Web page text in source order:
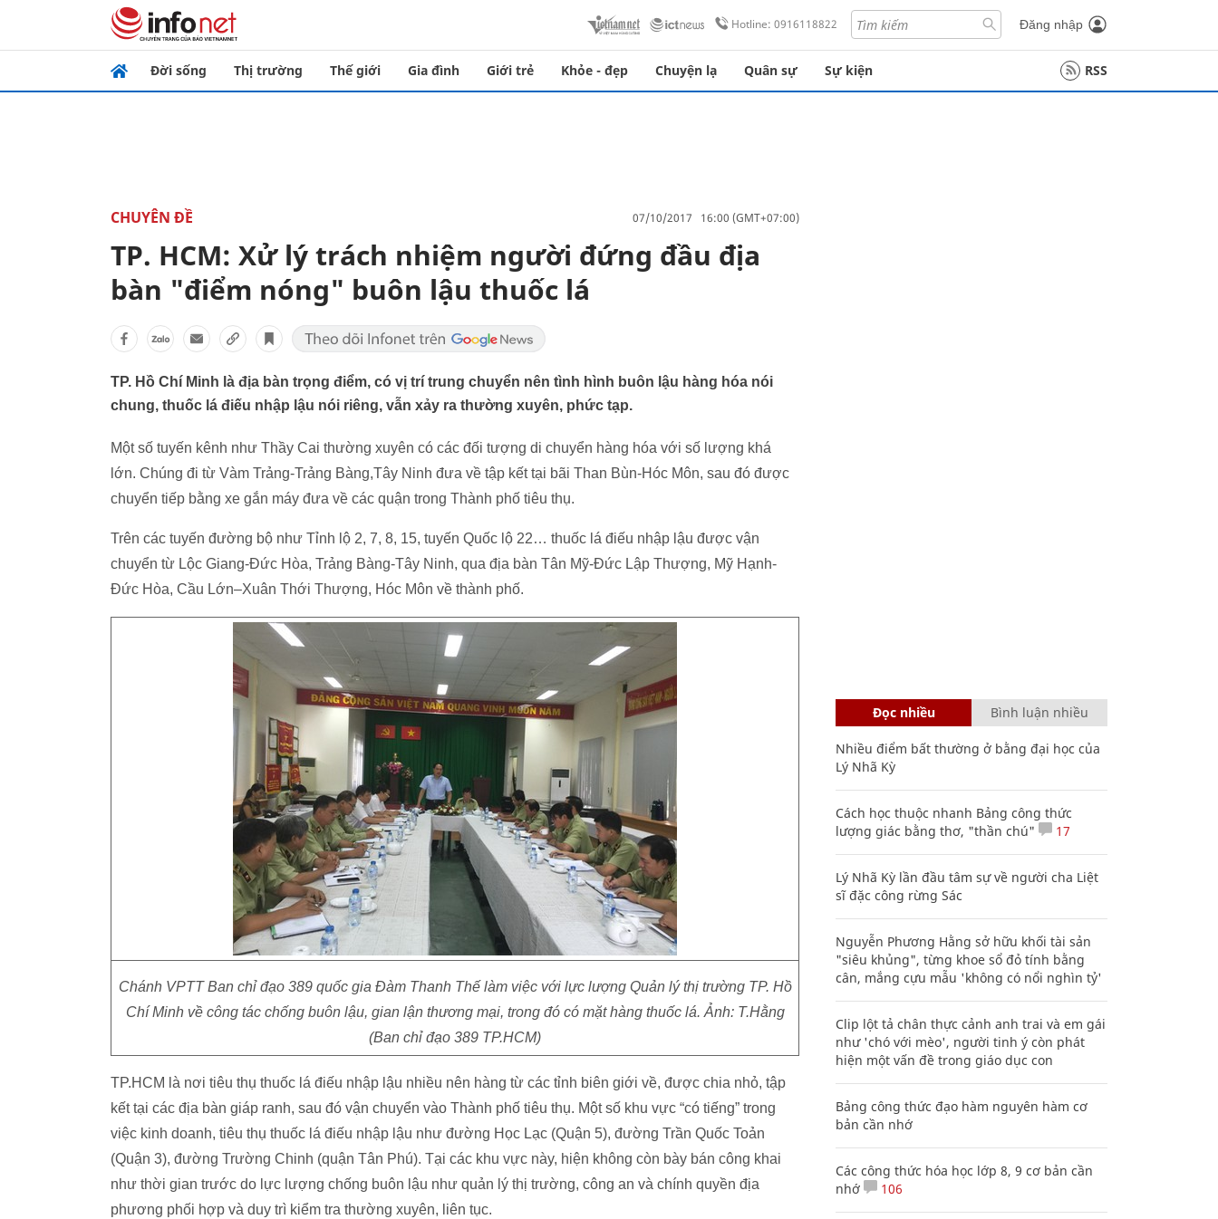
Hotline: 0916118822 Đăng nhập
Đời sống Thị trường Thế giới Gia đình Giới trẻ Khỏe - đẹp Chuyện lạ Quân sự Sự kiện RSS
CHUYÊN ĐỀ 07/10/2017 16:00 (GMT+07:00)
TP. HCM: Xử lý trách nhiệm người đứng đầu địa
bàn "điểm nóng" buôn lậu thuốc lá
​TP. Hồ Chí Minh là địa bàn trọng điểm, có vị trí trung chuyển nên tình hình buôn lậu hàng hóa nói
chung, thuốc lá điếu nhập lậu nói riêng, vẫn xảy ra thường xuyên, phức tạp.
Một số tuyến kênh như Thầy Cai thường xuyên có các đối tượng di chuyển hàng hóa với số lượng khá
lớn. Chúng đi từ Vàm Trảng-Trảng Bàng,Tây Ninh đưa về tập kết tại bãi Than Bùn-Hóc Môn, sau đó được
chuyển tiếp bằng xe gắn máy đưa về các quận trong Thành phố tiêu thụ.
Trên các tuyến đường bộ như Tỉnh lộ 2, 7, 8, 15, tuyến Quốc lộ 22… thuốc lá điếu nhập lậu được vận
chuyển từ Lộc Giang-Đức Hòa, Trảng Bàng-Tây Ninh, qua địa bàn Tân Mỹ-Đức Lập Thượng, Mỹ Hạnh-
Đức Hòa, Cầu Lớn–Xuân Thới Thượng, Hóc Môn về thành phố.
Chánh VPTT Ban chỉ đạo 389 quốc gia Đàm Thanh Thế làm việc với lực lượng Quản lý thị trường TP. Hồ
Chí Minh về công tác chống buôn lậu, gian lận thương mại, trong đó có mặt hàng thuốc lá. Ảnh: T.Hằng
(Ban chỉ đạo 389 TP.HCM)
TP.HCM là nơi tiêu thụ thuốc lá điếu nhập lậu nhiều nên hàng từ các tỉnh biên giới về, được chia nhỏ, tập
kết tại các địa bàn giáp ranh, sau đó vận chuyển vào Thành phố tiêu thụ. Một số khu vực “có tiếng” trong
việc kinh doanh, tiêu thụ thuốc lá điếu nhập lậu như đường Học Lạc (Quận 5), đường Trần Quốc Toản
(Quận 3), đường Trường Chinh (quận Tân Phú). Tại các khu vực này, hiện không còn bày bán công khai
như thời gian trước do lực lượng chống buôn lậu như quản lý thị trường, công an và chính quyền địa
phương phối hợp và duy trì kiểm tra thường xuyên, liên tục.
Đọc nhiều Bình luận nhiều
Nhiều điểm bất thường ở bằng đại học của
Lý Nhã Kỳ
Cách học thuộc nhanh Bảng công thức
lượng giác bằng thơ, "thần chú"
17
Lý Nhã Kỳ lần đầu tâm sự về người cha Liệt
sĩ đặc công rừng Sác
Nguyễn Phương Hằng sở hữu khối tài sản
"siêu khủng", từng khoe sổ đỏ tính bằng
cân, mắng cựu mẫu 'không có nổi nghìn tỷ'
Clip lột tả chân thực cảnh anh trai và em gái
như 'chó với mèo', người tinh ý còn phát
hiện một vấn đề trong giáo dục con
Bảng công thức đạo hàm nguyên hàm cơ
bản cần nhớ
Các công thức hóa học lớp 8, 9 cơ bản cần
nhớ
106